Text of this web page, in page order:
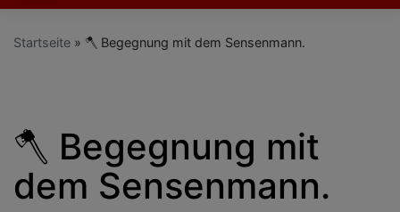
Startseite 🪓 Begegnung mit dem Sensenmann.
🪓 Begegnung mit
dem Sensenmann.